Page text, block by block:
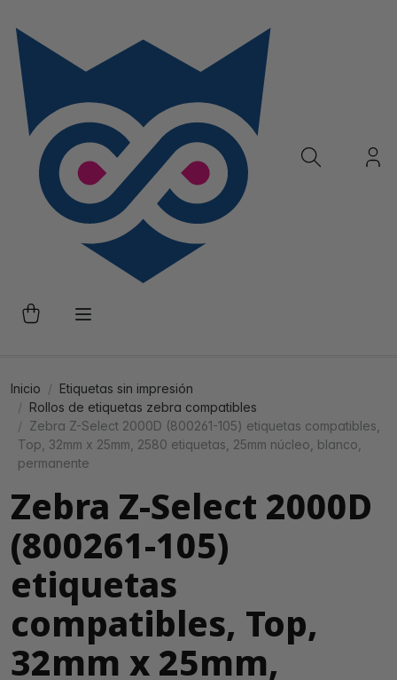
Inicio
Etiquetas sin impresión
Rollos de etiquetas zebra compatibles
Zebra Z-Select 2000D (800261-105) etiquetas compatibles,
Top, 32mm x 25mm, 2580 etiquetas, 25mm núcleo, blanco,
permanente
Zebra Z-Select 2000D
(800261-105)
etiquetas
compatibles, Top,
32mm x 25mm,